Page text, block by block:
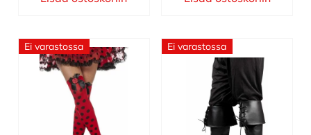
Ei varastossa Ei varastossa